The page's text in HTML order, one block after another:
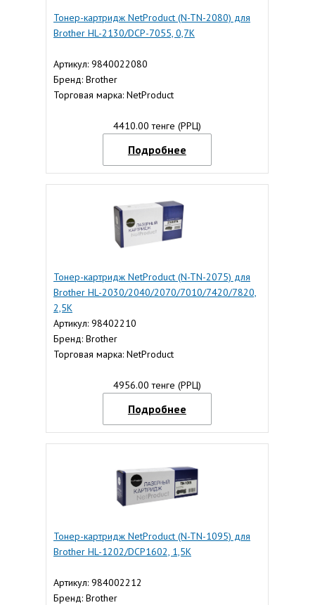
Тонер-картридж NetProduct (N-TN-2080) для
Brother HL-2130/DCP-7055, 0,7K
Артикул: 9840022080
Бренд: Brother
Торговая марка: NetProduct
4410.00 тенге (РРЦ)
Подробнее
Тонер-картридж NetProduct (N-TN-2075) для
Brother HL-2030/2040/2070/7010/7420/7820,
2,5K
Артикул: 98402210
Бренд: Brother
Торговая марка: NetProduct
4956.00 тенге (РРЦ)
Подробнее
Тонер-картридж NetProduct (N-TN-1095) для
Brother HL-1202/DCP1602, 1,5K
Артикул: 984002212
Бренд: Brother